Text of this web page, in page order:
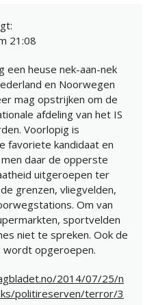
21:08
een heuse nek-aan-nek
en Noorwegen
mag opstrijken om de
afdeling van het IS
Voorlopig is
favoriete kandidaat en
daar de opperste
uitgeroepen ter
grenzen, vliegvelden,
Om van
sportvelden
niet te spreken. Ook de
opgeroepen.
2014/07/25/n
politireserven/terror/3